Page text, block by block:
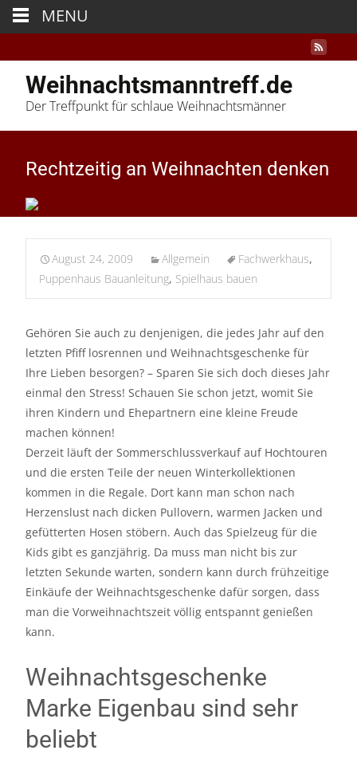
Weihnachtsmanntreff.de
Der Treffpunkt für schlaue Weihnachtsmänner
Rechtzeitig an Weihnachten denken
August 24, 2009 Allgemein Fachwerkhaus,
Puppenhaus Bauanleitung, Spielhaus bauen
Gehören Sie auch zu denjenigen, die jedes Jahr auf den
letzten Pfiff losrennen und Weihnachtsgeschenke für
Ihre Lieben besorgen? – Sparen Sie sich doch dieses Jahr
einmal den Stress! Schauen Sie schon jetzt, womit Sie
ihren Kindern und Ehepartnern eine kleine Freude
machen können!
Derzeit läuft der Sommerschlussverkauf auf Hochtouren
und die ersten Teile der neuen Winterkollektionen
kommen in die Regale. Dort kann man schon nach
Herzenslust nach dicken Pullovern, warmen Jacken und
gefütterten Hosen stöbern. Auch das Spielzeug für die
Kids gibt es ganzjährig. Da muss man nicht bis zur
letzten Sekunde warten, sondern kann durch frühzeitige
Einkäufe der Weihnachtsgeschenke dafür sorgen, dass
man die Vorweihnachtszeit völlig entspannt genießen
kann.
Weihnachtsgeschenke
Marke Eigenbau sind sehr
beliebt
MENU